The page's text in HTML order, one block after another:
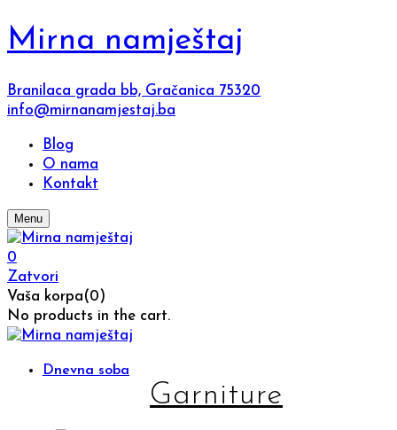
Mirna namještaj
Branilaca grada bb, Gračanica 75320
info@mirnanamjestaj.ba
Blog
O nama
Kontakt
Menu
0
Zatvori
Vaša korpa(0)
No products in the cart.
Dnevna soba
Garniture